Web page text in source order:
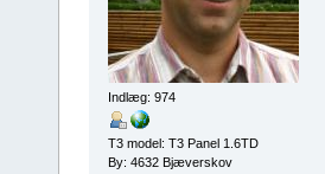
Indlæg: 974
T3 model: T3 Panel 1.6TD
By: 4632 Bjæverskov